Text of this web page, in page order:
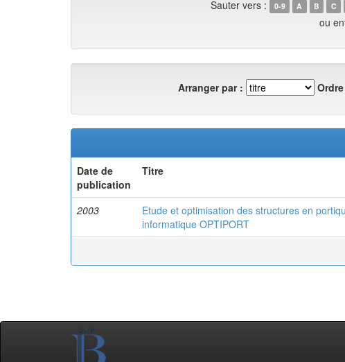
Sauter vers : 0-9 A B C
ou
Arranger par :
Date de
publication
Titre
2003
Etude et optimisation des structures en
informatique OPTIPORT